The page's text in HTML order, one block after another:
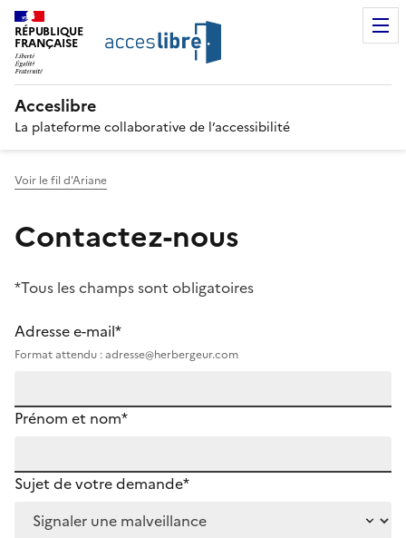
RÉPUBLIQUE
FRANÇAISE
Acceslibre
La plateforme collaborative de l’accessibilité
Voir le fil d'Ariane
Contactez-nous
*Tous les champs sont obligatoires
Adresse e-mail*
Format attendu : adresse@herbergeur.com
Prénom et nom*
Sujet de votre demande*